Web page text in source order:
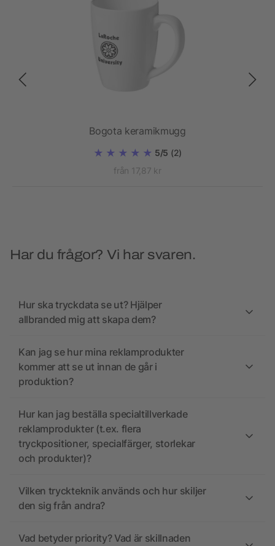
Bogota keramikmugg
5/5 (2)
från 17,87 kr
Har du frågor? Vi har svaren.
Hur ska tryckdata se ut? Hjälper
allbranded mig att skapa dem?
Kan jag se hur mina reklamprodukter
kommer att se ut innan de går i
produktion?
Hur kan jag beställa specialtillverkade
reklamprodukter (t.ex. flera
tryckpositioner, specialfärger, storlekar
och produkter)?
Vilken tryckteknik används och hur skiljer
den sig från andra?
Vad betyder priority? Vad är skillnaden